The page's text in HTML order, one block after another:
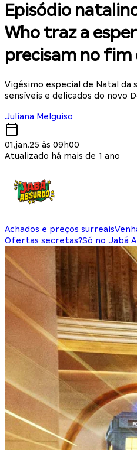
Episódio
Who traz a
precisam no fim
Vigésimo especial de Natal da
sensíveis e delicados do novo
Juliana Melguiso
01.jan.25 às 09h00
Atualizado há mais de 1 ano
Achados e preços surreais
Ofertas secretas?Só no Jabá